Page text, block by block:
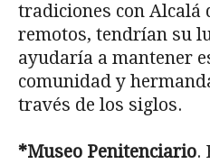
tradiciones con Alcalá
remotos, tendrían su
ayudaría a mantener
comunidad y
través de los siglos.
*Museo Penitenciario.